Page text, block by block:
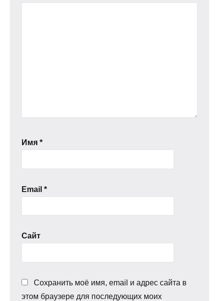
Имя *
Email *
Сайт
Сохранить моё имя, email и адрес сайта в
этом браузере для последующих моих